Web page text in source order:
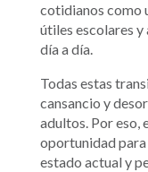
cotidianos como
útiles escolares
día a día.
Todas estas
cansancio y
adultos. Por eso,
oportunidad para
estado actual y